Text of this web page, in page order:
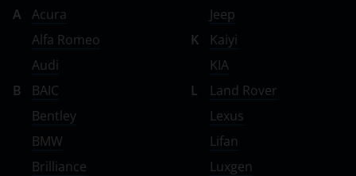
A
Acura
Alfa Romeo
Audi
B
BAIC
Bentley
BMW
Brilliance
Jeep
K
Kaiyi
KIA
L
Land Rover
Lexus
Lifan
Luxgen